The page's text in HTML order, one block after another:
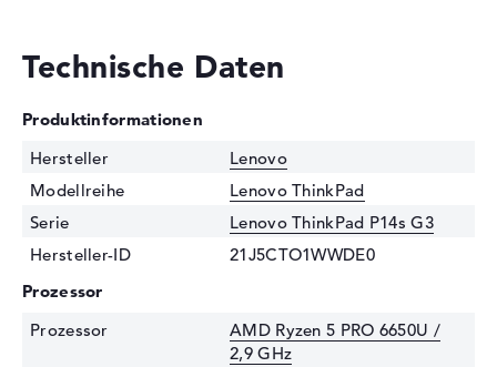
Technische Daten
Produktinformationen
Hersteller
Lenovo
Modellreihe
Lenovo ThinkPad
Serie
Lenovo ThinkPad P14s G3
Hersteller-ID
21J5CTO1WWDE0
Prozessor
Prozessor
AMD Ryzen 5 PRO 6650U /
2,9 GHz